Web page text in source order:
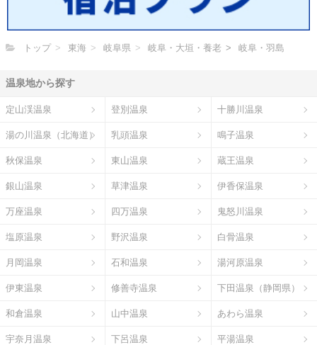
トップ 東海 岐阜県 岐阜・大垣・養老 岐阜・羽島
温泉地から探す
定山渓温泉 登別温泉 十勝川温泉
湯の川温泉（北海道） 乳頭温泉 鳴子温泉
秋保温泉 東山温泉 蔵王温泉
銀山温泉 草津温泉 伊香保温泉
万座温泉 四万温泉 鬼怒川温泉
塩原温泉 野沢温泉 白骨温泉
月岡温泉 石和温泉 湯河原温泉
伊東温泉 修善寺温泉 下田温泉（静岡県）
和倉温泉 山中温泉 あわら温泉
宇奈月温泉 下呂温泉 平湯温泉